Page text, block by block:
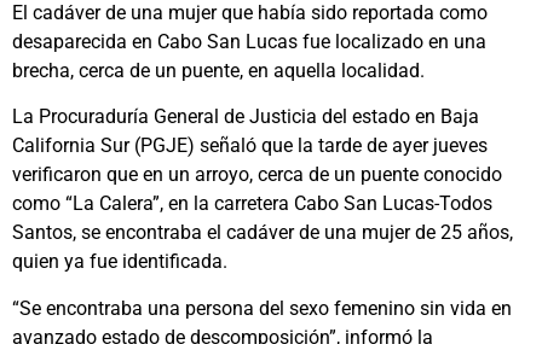
El cadáver de una mujer que había sido reportada como
desaparecida en Cabo San Lucas fue localizado en una
brecha, cerca de un puente, en aquella localidad.
La Procuraduría General de Justicia del estado en Baja
California Sur (PGJE) señaló que la tarde de ayer jueves
verificaron que en un arroyo, cerca de un puente conocido
como “La Calera”, en la carretera Cabo San Lucas-Todos
Santos, se encontraba el cadáver de una mujer de 25 años,
quien ya fue identificada.
“Se encontraba una persona del sexo femenino sin vida en
avanzado estado de descomposición”, informó la